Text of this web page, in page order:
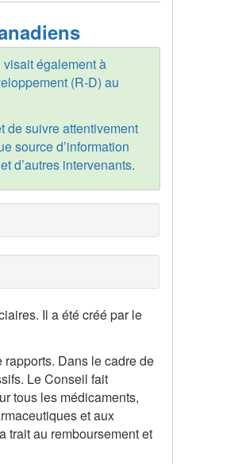
également à
(R-D) au
de suivre attentivement
source d’information
d’autres intervenants.
Il a été créé par le
Dans le cadre de
Le Conseil fait
tous les médicaments,
et aux
trait au remboursement et